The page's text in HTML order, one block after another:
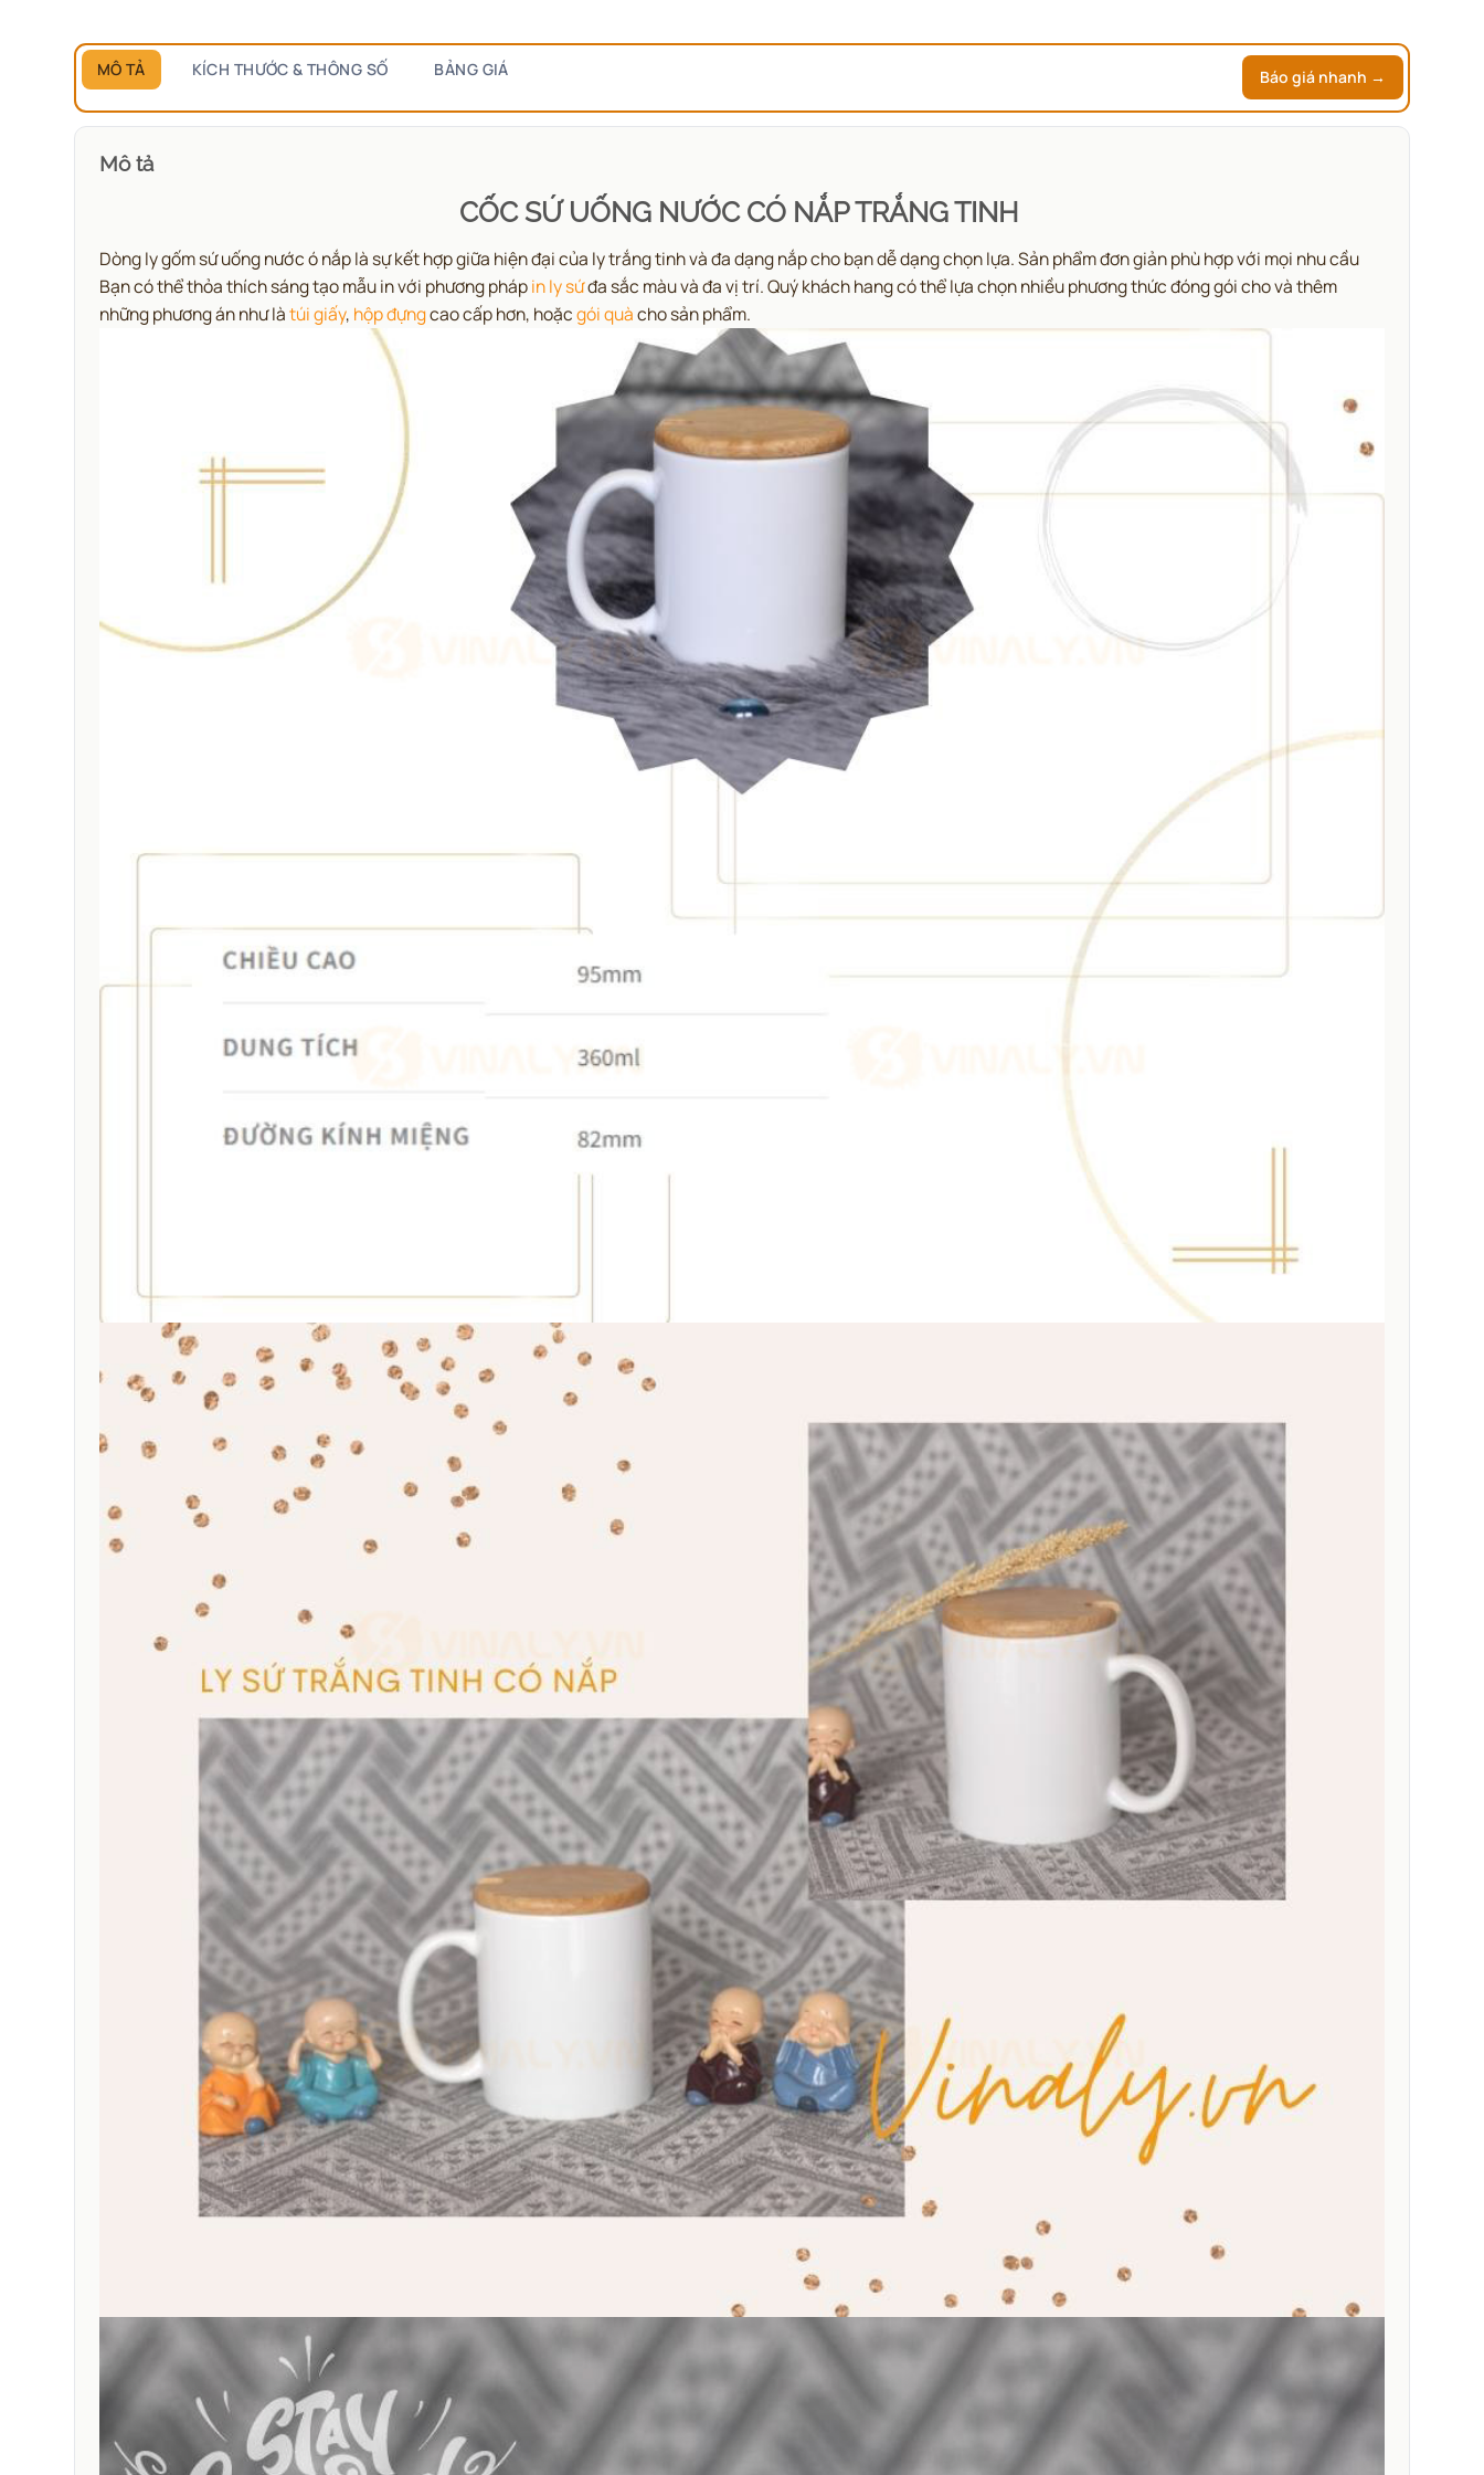
MÔ TẢ KÍCH THƯỚC & THÔNG SỐ BẢNG GIÁ Báo giá nhanh →
Mô tả
CỐC SỨ UỐNG NƯỚC CÓ NẮP TRẮNG TINH
Dòng ly gốm sứ uống nước ó nắp là sự kết hợp giữa hiện đại của ly trắng tinh và đa dạng nắp cho bạn dễ dạng chọn lựa. Sản phẩm đơn giản phù hợp với mọi nhu cầu
Bạn có thể thỏa thích sáng tạo mẫu in với phương phápin ly sứđa sắc màu và đa vị trí. Quý khách hang có thể lựa chọn nhiều phương thức đóng gói cho và thêm
những phương án như làtúi giấy, hộp đựngcao cấp hơn, hoặcgói quàcho sản phẩm.